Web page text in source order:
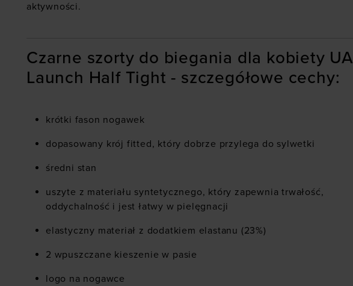
aktywności.
Czarne szorty do biegania dla kobiety UA
Launch Half Tight - szczegółowe cechy:
krótki fason nogawek
dopasowany krój fitted, który dobrze przylega do sylwetki
średni stan
uszyte z materiału syntetycznego, który zapewnia trwałość,
oddychalność i jest łatwy w pielęgnacji
elastyczny materiał z dodatkiem elastanu (23%)
2 wpuszczane kieszenie w pasie
logo na nogawce